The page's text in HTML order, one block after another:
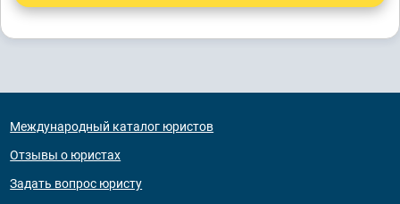
Международный каталог юристов
Отзывы о юристах
Задать вопрос юристу